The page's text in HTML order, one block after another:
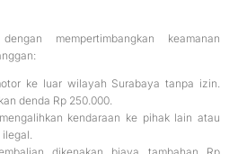
mempertimbangkan keamanan
ke luar wilayah Surabaya tanpa izin.
denda Rp 250.000.
kendaraan ke pihak lain atau
dikenakan biaya tambahan Rp